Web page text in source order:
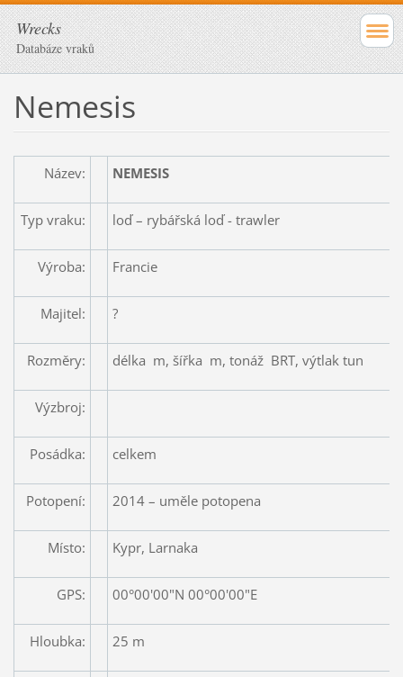
Wrecks
Databáze vraků
Nemesis
Název: NEMESIS
Typ vraku: loď – rybářská loď - trawler
Výroba: Francie
Majitel: ?
Rozměry: délka m, šířka m, tonáž BRT, výtlak tun
Výzbroj:
Posádka: celkem
Potopení: 2014 – uměle potopena
Místo: Kypr, Larnaka
GPS: 00°00'00"N 00°00'00"E
Hloubka: 25 m